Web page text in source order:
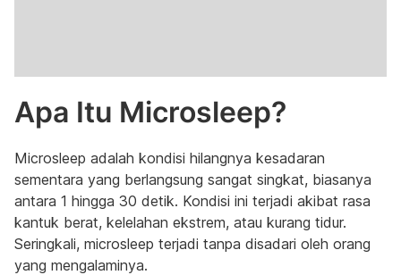
Apa Itu Microsleep?
Microsleep adalah kondisi hilangnya kesadaran
sementara yang berlangsung sangat singkat, biasanya
antara 1 hingga 30 detik. Kondisi ini terjadi akibat rasa
kantuk berat, kelelahan ekstrem, atau kurang tidur.
Seringkali, microsleep terjadi tanpa disadari oleh orang
yang mengalaminya.